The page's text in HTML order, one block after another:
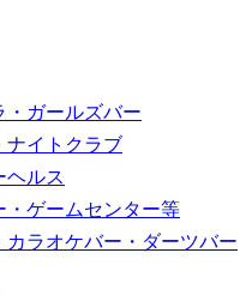
・ガールズバー
ナイトクラブ
ヘルス
・ゲームセンター等
カラオケバー・ダーツバー